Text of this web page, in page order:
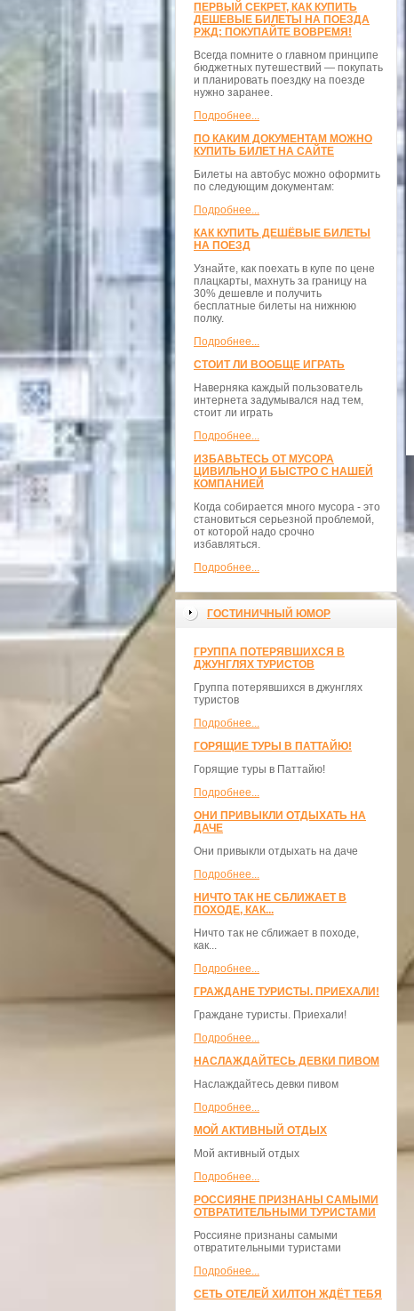
ПЕРВЫЙ СЕКРЕТ, КАК КУПИТЬ
ДЕШЕВЫЕ БИЛЕТЫ НА ПОЕЗДА
РЖД: ПОКУПАЙТЕ ВОВРЕМЯ!
Всегда помните о главном принципе
бюджетных путешествий — покупать
и планировать поездку на поезде
нужно заранее.
Подробнее...
ПО КАКИМ ДОКУМЕНТАМ МОЖНО
КУПИТЬ БИЛЕТ НА САЙТЕ
Билеты на автобус можно оформить
по следующим документам:
Подробнее...
КАК КУПИТЬ ДЕШЁВЫЕ БИЛЕТЫ
НА ПОЕЗД
Узнайте, как поехать в купе по цене
плацкарты, махнуть за границу на
30% дешевле и получить
бесплатные билеты на нижнюю
полку.
Подробнее...
СТОИТ ЛИ ВООБЩЕ ИГРАТЬ
Наверняка каждый пользователь
интернета задумывался над тем,
стоит ли играть
Подробнее...
ИЗБАВЬТЕСЬ ОТ МУСОРА
ЦИВИЛЬНО И БЫСТРО С НАШЕЙ
КОМПАНИЕЙ
Когда собирается много мусора - это
становиться серьезной проблемой,
от которой надо срочно
избавляться.
Подробнее...
ГОСТИНИЧНЫЙ ЮМОР
ГРУППА ПОТЕРЯВШИХСЯ В
ДЖУНГЛЯХ ТУРИСТОВ
Группа потерявшихся в джунглях
туристов
Подробнее...
ГОРЯЩИЕ ТУРЫ В ПАТТАЙЮ!
Горящие туры в Паттайю!
Подробнее...
ОНИ ПРИВЫКЛИ ОТДЫХАТЬ НА
ДАЧЕ
Они привыкли отдыхать на даче
Подробнее...
НИЧТО ТАК НЕ СБЛИЖАЕТ В
ПОХОДЕ, КАК...
Ничто так не сближает в походе,
как...
Подробнее...
ГРАЖДАНЕ ТУРИСТЫ. ПРИЕХАЛИ!
Граждане туристы. Приехали!
Подробнее...
НАСЛАЖДАЙТЕСЬ ДЕВКИ ПИВОМ
Наслаждайтесь девки пивом
Подробнее...
МОЙ АКТИВНЫЙ ОТДЫХ
Мой активный отдых
Подробнее...
РОССИЯНЕ ПРИЗНАНЫ САМЫМИ
ОТВРАТИТЕЛЬНЫМИ ТУРИСТАМИ
Россияне признаны самыми
отвратительными туристами
Подробнее...
СЕТЬ ОТЕЛЕЙ ХИЛТОН ЖДЁТ ТЕБЯ